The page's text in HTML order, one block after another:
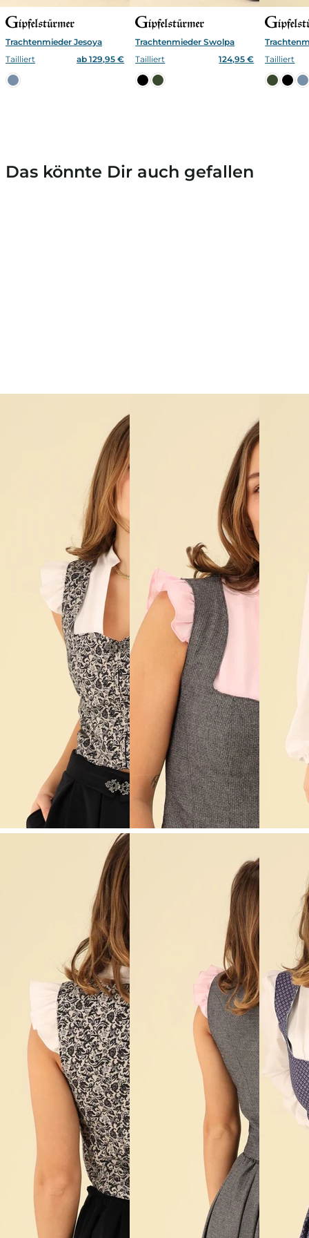
Trachtenmieder Jesoya
Tailliert
ab 129,95 €
Trachtenmieder Swolpa
Tailliert
124,95 €
Tailliert
Das könnte Dir auch gefallen